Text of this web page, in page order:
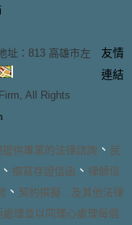
： 813 高雄市左
, All Rights
友情
連結
提供專業的法律諮詢 、 民
、 撰寫存證信函 、 律師信
、 契約撰擬 …及其他法律
理並以同理心處理每個